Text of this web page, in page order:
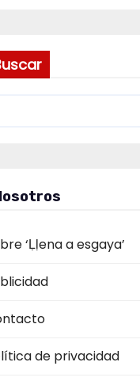
‘Ḷḷena a esgaya’
de privacidad